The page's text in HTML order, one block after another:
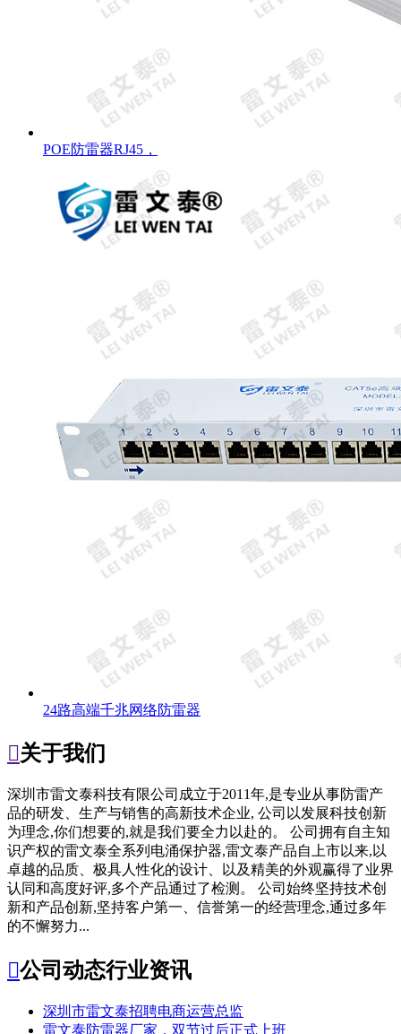
POE防雷器RJ45，
24路高端千兆网络防雷器
关于我们
深圳市雷文泰科技有限公司成立于2011年,是专业从事防雷产
品的研发、生产与销售的高新技术企业, 公司以发展科技创新
为理念,你们想要的,就是我们要全力以赴的。 公司拥有自主知
识产权的雷文泰全系列电涌保护器,雷文泰产品自上市以来,以
卓越的品质、极具人性化的设计、以及精美的外观赢得了业界
认同和高度好评,多个产品通过了检测。 公司始终坚持技术创
新和产品创新,坚持客户第一、信誉第一的经营理念,通过多年
的不懈努力...
公司动态行业资讯
深圳市雷文泰招聘电商运营总监
雷文泰防雷器厂家，双节过后正式上班